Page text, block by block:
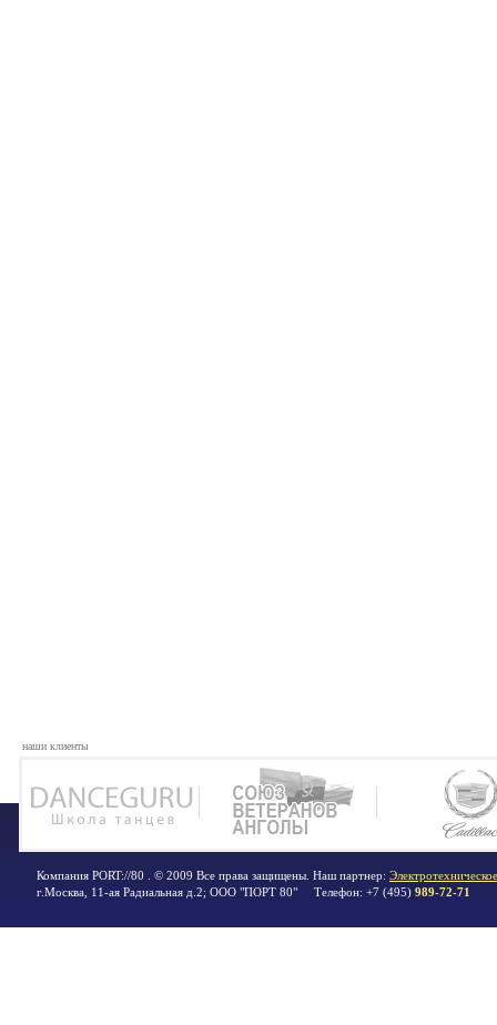
наши клиенты
Компания PORT://80 . © 2009 Все права защищены. Наш партнер:
г.Москва 11-ая Радиальная д.2; ООО "ПОРТ 80" Телефон: +7 (495) 989-72-71